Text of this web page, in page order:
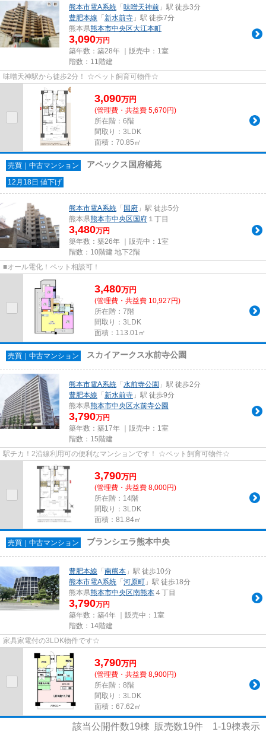
熊本市電A系統 「 味噌天神前 」駅 徒歩3分
豊肥本線 「 新水前寺 」駅 徒歩7分
熊本県熊本市中央区大江本町
3,090万円
築年数：築28年 ｜販売中： 1室
階数：11階建
味噌天神駅から徒歩2分！ ☆ペット飼育可物件☆
3,090万円
(管理費・共益費 5,670円)
所在階：6階
間取り：3LDK
面積：70.85㎡
売買｜中古マンション アペックス国府椿苑
12月18日 値下げ
熊本市電A系統 「 国府 」駅 徒歩5分
熊本県熊本市中央区 国府 １丁目
3,480万円
築年数：築26年 ｜販売中： 1室
階数：10階建 地下2階
■オール電化！ペット相談可！
3,480万円
(管理費・共益費 10,927円)
所在階：7階
間取り：3LDK
面積：113.01㎡
売買｜中古マンション スカイアークス水前寺公園
熊本市電A系統 「 水前寺公園 」駅 徒歩2分
豊肥本線 「 新水前寺 」駅 徒歩9分
熊本県熊本市中央区水前寺公園
3,790万円
築年数：築17年 ｜販売中： 1室
階数：15階建
駅チカ！2沿線利用可の便利なマンションです！ ☆ペット飼育可物件☆
3,790万円
(管理費・共益費 8,000円)
所在階：14階
間取り：3LDK
面積：81.84㎡
売買｜中古マンション ブランシエラ熊本中央
豊肥本線 「 南熊本 」駅 徒歩10分
熊本市電A系統 「 河原町 」駅 徒歩18分
熊本県熊本市中央区南熊本 ４丁目
3,790万円
築年数：築4年 ｜販売中： 1室
階数：14階建
家具家電付の3LDK物件です☆
3,790万円
(管理費・共益費 8,900円)
所在階：8階
間取り：3LDK
面積：67.62㎡
該当公開件数19棟 販売数19件 1-19棟表示